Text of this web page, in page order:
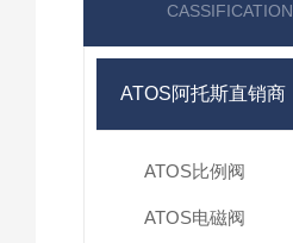
CASSIFICATION
ATOS阿托斯直销商
ATOS比例阀
ATOS电磁阀